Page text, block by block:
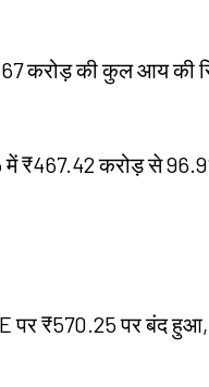
करोड़ की कुल आय की
में ₹467.42 करोड़ से
पर ₹570.25 पर बंद